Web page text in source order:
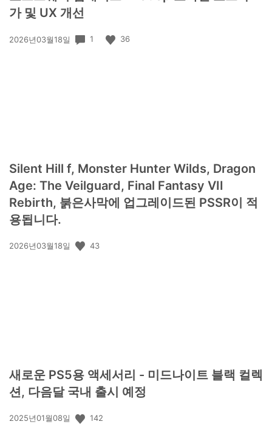
가 및 UX 개선
공
2026년03월18일 1 36
Silent Hill f, Monster Hunter Wilds, Dragon
Age: The Veilguard, Final Fantasy VII
Rebirth, 붉은사막에 업그레이드된 PSSR이 적
용됩니다.
공
2026년03월18일 43
새로운 PS5용 액세서리 - 미드나이트 블랙 컬렉
션, 다음달 국내 출시 예정
공
2025년01월08일 142